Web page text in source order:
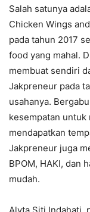
Salah satunya
Chicken Wings
pada tahun 2017
food yang mahal.
membuat sendiri
Jakpreneur pada
usahanya.
kesempatan untuk
mendapatkan
Jakpreneur juga
BPOM, HAKI, dan
mudah.